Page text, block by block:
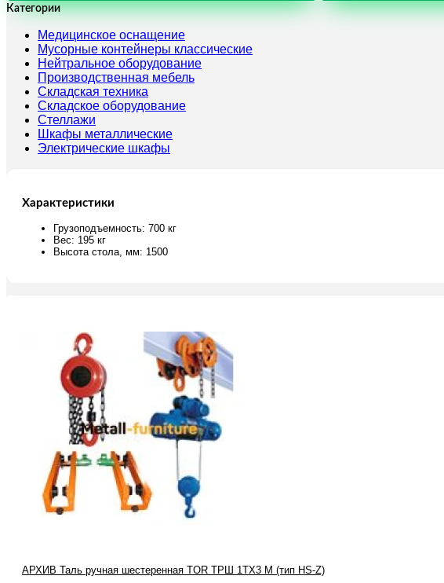
TFD
Категории
Медицинское оснащение
Мусорные контейнеры классические
Нейтральное оборудование
Производственная мебель
Складская техника
Складское оборудование
Стеллажи
Шкафы металлические
Электрические шкафы
Характеристики
Грузоподъемность: 700 кг
Вес: 195 кг
Высота стола, мм: 1500
АРХИВ Таль ручная шестеренная TOR ТРШ 1ТХ3 М (тип HS-Z)